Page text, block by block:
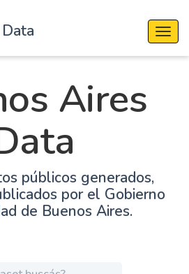
Aires
públicos generados,
por el Gobierno
de Buenos Aires.